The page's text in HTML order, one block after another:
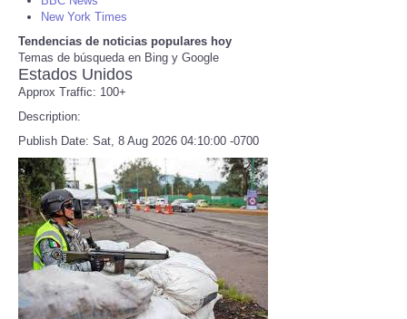
RobinsPost Store
Refund Policy
New York Times
Tendencias de noticias populares hoy
Temas de búsqueda en Bing y Google
Estados Unidos
Approx Traffic: 100+
Description:
Publish Date: Sat, 8 Aug 2026 04:10:00 -0700